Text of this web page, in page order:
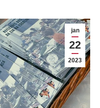
jan
22
2023